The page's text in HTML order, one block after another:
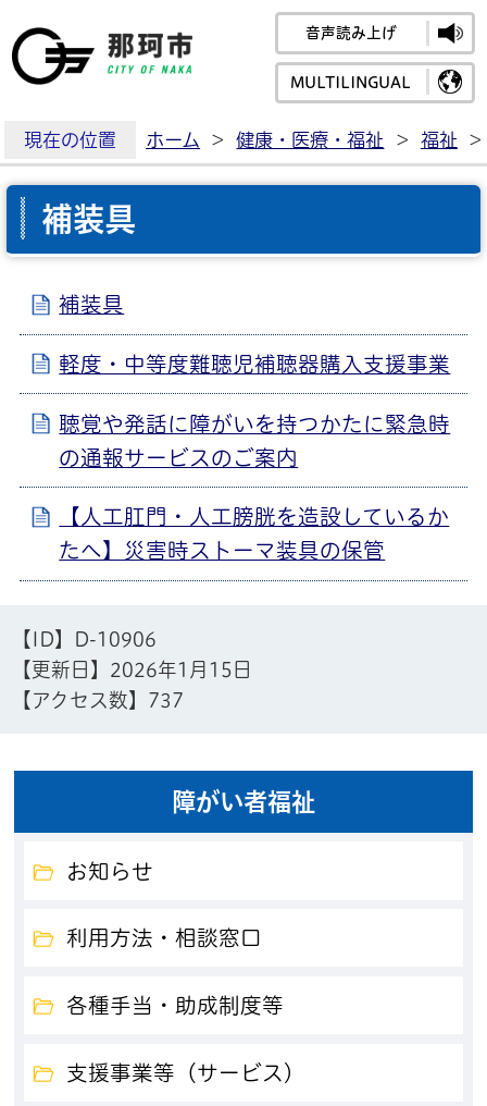
那珂市公式ホームペ
音声読み上げ
MULTILINGUAL
現在の位置 ホーム > 健康・医療・福祉 > 福祉 >
補装具
補装具
軽度・中等度難聴児補聴器購入支援事業
聴覚や発話に障がいを持つかたに緊急時
の通報サービスのご案内
【人工肛門・人工膀胱を造設しているか
たへ】災害時ストーマ装具の保管
【ID】
D-10906
【更新日】 2026年1月15日
【アクセス数】 737
障がい者福祉
お知らせ
利用方法・相談窓口
各種手当・助成制度等
支援事業等（サービス）